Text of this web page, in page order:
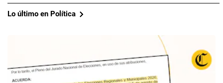
Lo último en Política